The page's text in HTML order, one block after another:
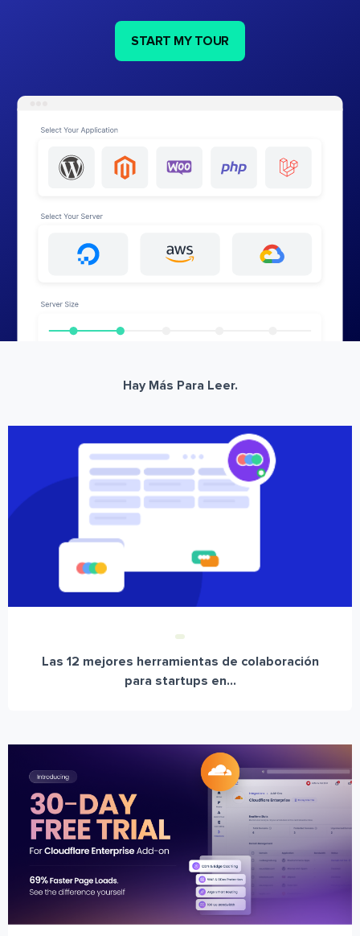
START MY TOUR
Hay Más Para Leer.
Las 12 mejores herramientas de colaboración
para startups en...